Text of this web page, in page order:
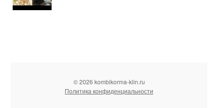
© 2026 kombikorma-klin.ru
Политика конфиденциальности